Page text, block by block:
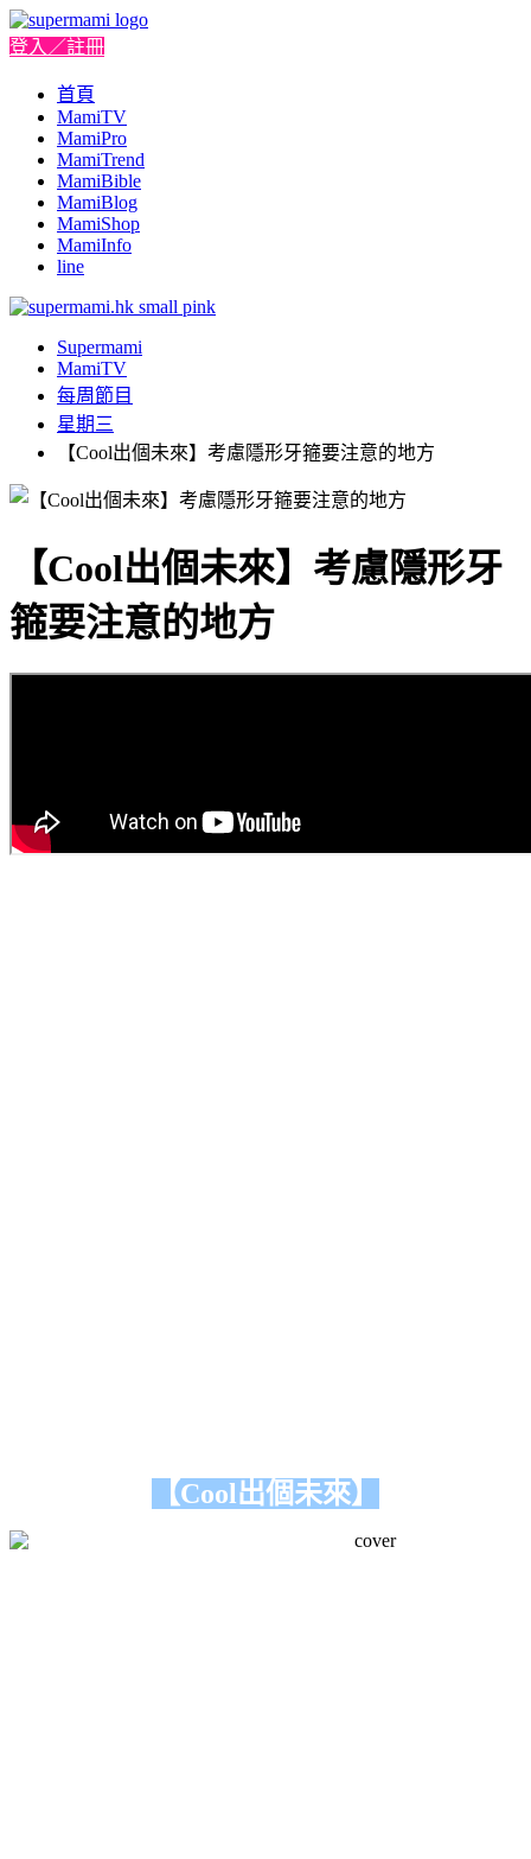
登入／註冊
首頁
MamiTV
MamiPro
MamiTrend
MamiBible
MamiBlog
MamiShop
MamiInfo
line
Supermami
MamiTV
每周節目
星期三
【Cool出個未來】考慮隱形牙箍要注意的地方
【Cool出個未來】考慮隱形牙
箍要注意的地方
【Cool出個未來】